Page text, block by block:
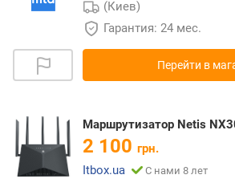
(Киев)
Гарантия: 24 мес.
Перейти в
Маршрутизатор Netis
2 100 грн.
Itbox.ua
С нами 8 лет